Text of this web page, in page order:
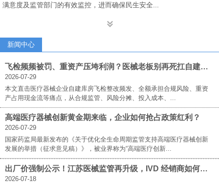
满意度及监管部门的有效监控，进而确保民生安全...

新闻中心
飞检频频被罚、重资产压垮利润？医械老板别再死扛自建库房！立菲佰世三方仓才是破局答案
2026-07-29
本文直击医疗器械企业自建库房飞检整改频发、全额承担合规风险、重资
产占用现金流等痛点，从合规监管、风险分摊、投入成本、...
高端医疗器械创新黄金期来临，企业如何抢占政策红利？
2026-07-29
国家药监局最新发布的《关于优化全生命周期监管支持高端医疗器械创新
发展的举措（征求意见稿）》，被业界称为“高端医疗创新...
出厂价强制公示！江苏医械监管再升级，IVD 经销商如何破局求生？
2026-07-18